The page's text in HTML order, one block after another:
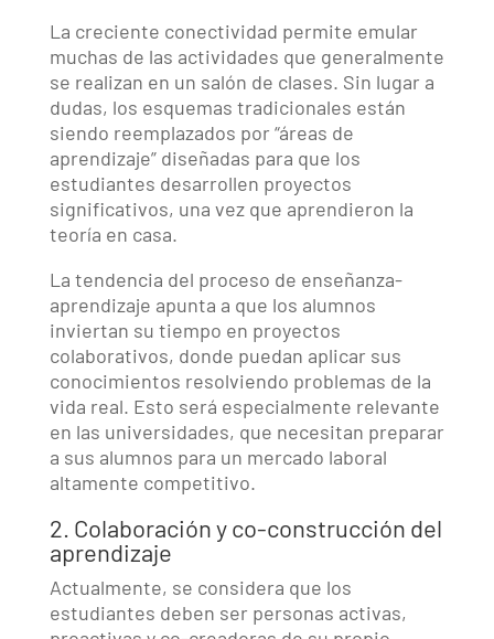
La creciente conectividad permite emular
muchas de las actividades que generalmente
se realizan en un salón de clases. Sin lugar a
dudas, los esquemas tradicionales están
siendo reemplazados por “áreas de
aprendizaje” diseñadas para que los
estudiantes desarrollen proyectos
significativos, una vez que aprendieron la
teoría en casa.
La tendencia del proceso de enseñanza-
aprendizaje apunta a que los alumnos
inviertan su tiempo en proyectos
colaborativos, donde puedan aplicar sus
conocimientos resolviendo problemas de la
vida real. Esto será especialmente relevante
en las universidades, que necesitan preparar
a sus alumnos para un mercado laboral
altamente competitivo.
2. Colaboración y co-construcción del
aprendizaje
Actualmente, se considera que los
estudiantes deben ser personas activas,